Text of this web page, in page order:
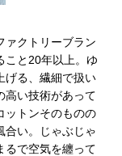
和装
和装小物
ァクトリーブラン
こと20年以上。ゆ
げる、繊細で扱い
高い技術があって
ットンそのものの
合い。じゃぶじゃ
るで空気を纏って